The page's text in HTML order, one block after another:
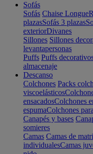
Sofás
Sofás Chaise Longue
plazasSofás 3 plazas
exteriorDivanes
Sillones Sillones
levantapersonas
Puffs Puffs
almacenaje
Descanso
Colchones Packs
viscoelásticos
ensacadosColchones
espumaColchones
Canapés y bases
somieres
Camas Camas de
individualesCamas